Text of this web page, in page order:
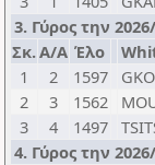
3. Γύρος την
Σκ.Α/Α Έλο
1
2 1597
2
3 1562
3
4 1497
4. Γύρος την